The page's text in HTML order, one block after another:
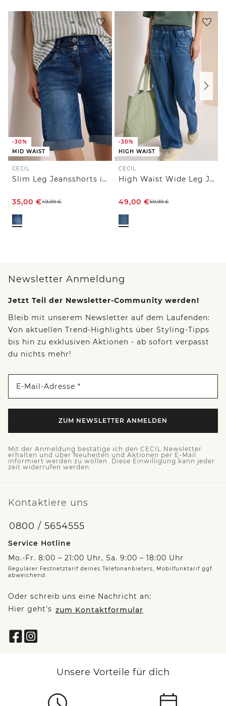
-30%
MID WAIST
CECIL
Slim Leg Jeansshorts im Casual Fit
35,00 €49,99€
-30%
HIGH WAIST
CECIL
High Waist Wide Leg Jeans im Loose Fit
49,00 €69,99€
Newsletter Anmeldung
Jetzt Teil der Newsletter-Community werden!
Bleib mit unserem Newsletter auf dem Laufenden:
Von aktuellen Trend-Highlights über Styling-Tipps
bis hin zu exklusiven Aktionen - ab sofort verpasst
du nichts mehr!
E-Mail-Adresse *
ZUM NEWSLETTER ANMELDEN
Mit der Anmeldung bestätige ich den CECIL Newsletter
erhalten und über Neuheiten und Aktionen per E-Mail
informiert werden zu wollen. Diese Einwilligung kann jeder
zeit widerrufen werden.
Kontaktiere uns
0800 / 5654555
Service Hotline
Mo.-Fr. 8:00 – 21:00 Uhr, Sa. 9:00 – 18:00 Uhr
Regulärer Festnetztarif deines Telefonanbieters, Mobilfunktarif ggf.
abweichend.
Oder schreib uns eine Nachricht an:
Hier geht’s zum Kontaktformular
Unsere Vorteile für dich